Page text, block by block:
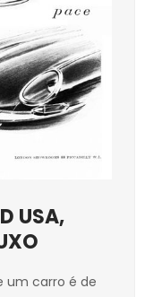
USA,
um carro é de